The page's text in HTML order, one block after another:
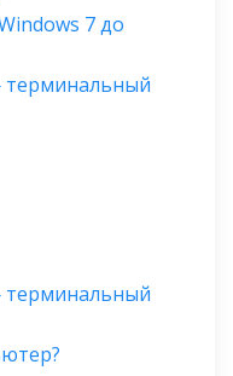
7 до
терминальный
терминальный